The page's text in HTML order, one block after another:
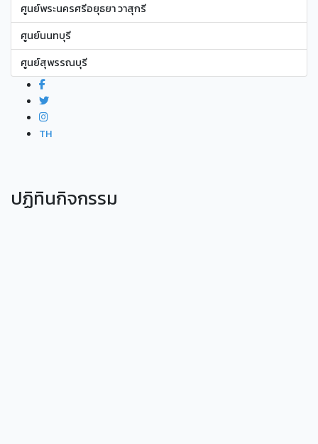
ศูนย์พระนครศรีอยุธยา วาสุกรี
ศูนย์นนทบุรี
ศูนย์สุพรรณบุรี
TH
ปฏิทินกิจกรรม